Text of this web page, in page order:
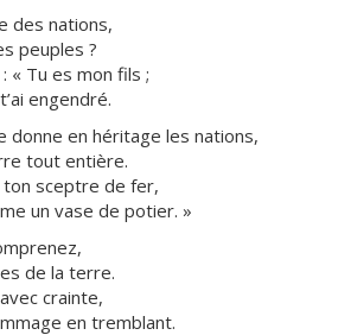
des nations,
peuples ?
« Tu es mon fils ;
engendré.
donne en héritage les nations,
tout entière.
sceptre de fer,
un vase de potier. »
de la terre.
crainte,
en tremblant.